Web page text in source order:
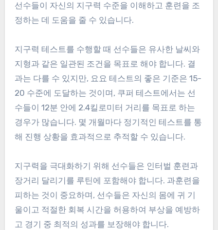
선수들이 자신의 지구력 수준을 이해하고 훈련을 조
정하는 데 도움을 줄 수 있습니다.
지구력 테스트를 수행할 때 선수들은 유사한 날씨와
지형과 같은 일관된 조건을 목표로 해야 합니다. 결
과는 다를 수 있지만, 요요 테스트의 좋은 기준은 15-
20 수준에 도달하는 것이며, 쿠퍼 테스트에서는 선
수들이 12분 안에 2.4킬로미터 거리를 목표로 하는
경우가 많습니다. 몇 개월마다 정기적인 테스트를 통
해 진행 상황을 효과적으로 추적할 수 있습니다.
지구력을 극대화하기 위해 선수들은 인터벌 훈련과
장거리 달리기를 루틴에 포함해야 합니다. 과훈련을
피하는 것이 중요하며, 선수들은 자신의 몸에 귀 기
울이고 적절한 회복 시간을 허용하여 부상을 예방하
고 경기 중 최적의 성과를 보장해야 합니다.